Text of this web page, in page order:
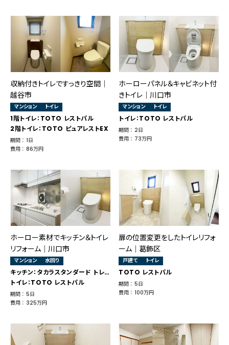
収納付きトイレですっきり空間｜
越谷市
マンション トイレ
1階トイレ：TOTO レストパル
2階トイレ：TOTO ピュアレストEX
期間 ： 1日
費用 ： 86万円
ホーローパネル＆キャビネット付
きトイレ｜川口市
マンション トイレ
トイレ：TOTO レストパル
期間 ： 2日
費用 ： 73万円
ホーロー素材でキッチン＆トイレ
リフォーム｜川口市
マンション 水回り
キッチン：タカラスタンダード トレーシア
トイレ：TOTO レストパル
期間 ： 5日
費用 ： 325万円
扉の位置変更をしたトイレリフォ
ーム｜葛飾区
戸建て トイレ
TOTO レストパル
期間 ： 5日
費用 ： 100万円